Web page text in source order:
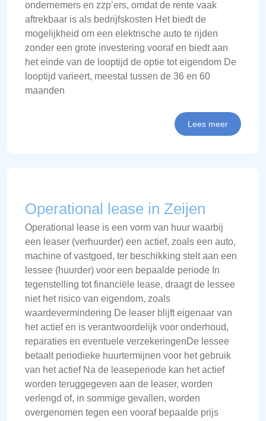
ondernemers en zzp’ers, omdat de rente vaak
aftrekbaar is als bedrijfskosten Het biedt de
mogelijkheid om een elektrische auto te rijden
zonder een grote investering vooraf en biedt aan
het einde van de looptijd de optie tot eigendom De
looptijd varieert, meestal tussen de 36 en 60
maanden
Lees meer
Operational lease in Zeijen
Operational lease is een vorm van huur waarbij
een leaser (verhuurder) een actief, zoals een auto,
machine of vastgoed, ter beschikking stelt aan een
lessee (huurder) voor een bepaalde periode In
tegenstelling tot financiële lease, draagt de lessee
niet het risico van eigendom, zoals
waardevermindering De leaser blijft eigenaar van
het actief en is verantwoordelijk voor onderhoud,
reparaties en eventuele verzekeringenDe lessee
betaalt periodieke huurtermijnen voor het gebruik
van het actief Na de leaseperiode kan het actief
worden teruggegeven aan de leaser, worden
verlengd of, in sommige gevallen, worden
overgenomen tegen een vooraf bepaalde prijs